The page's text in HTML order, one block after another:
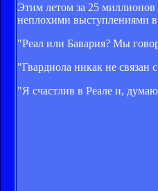
Этим летом за 25 миллионов
неплохими выступлениями
"Реал или Бавария? Мы
"Гвардиола никак не связан
"Я счастлив в Реале и,